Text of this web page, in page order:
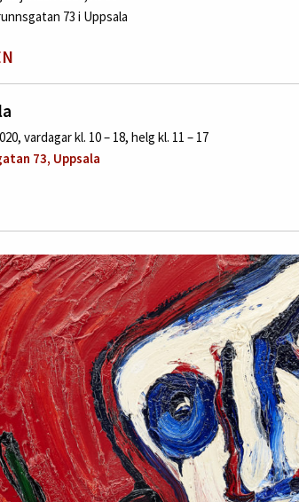
73 i Uppsala
vardagar kl. 10 – 18, helg kl. 11 – 17
73, Uppsala